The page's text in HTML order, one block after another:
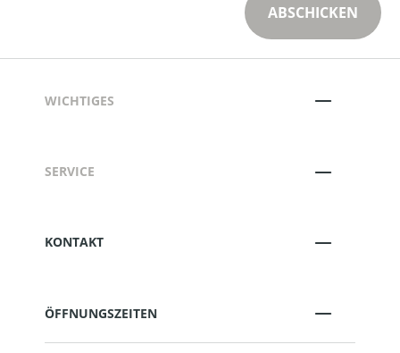
ABSCHICKEN
WICHTIGES
SERVICE
KONTAKT
ÖFFNUNGSZEITEN